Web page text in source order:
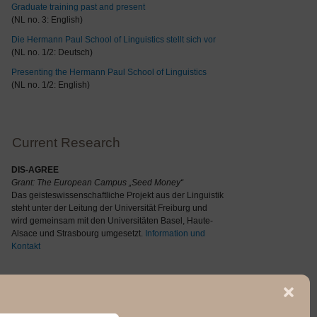
Graduate training past and present
(NL no. 3: English)
Die Hermann Paul School of Linguistics stellt sich vor
(NL no. 1/2: Deutsch)
Presenting the Hermann Paul School of Linguistics
(NL no. 1/2: English)
Current Research
DIS-AGREE
Grant: The European Campus „Seed Money“
Das geisteswissenschaftliche Projekt aus der Linguistik
steht unter der Leitung der Universität Freiburg und
wird gemeinsam mit den Universitäten Basel, Haute-
Alsace und Strasbourg umgesetzt. Information und
Kontakt